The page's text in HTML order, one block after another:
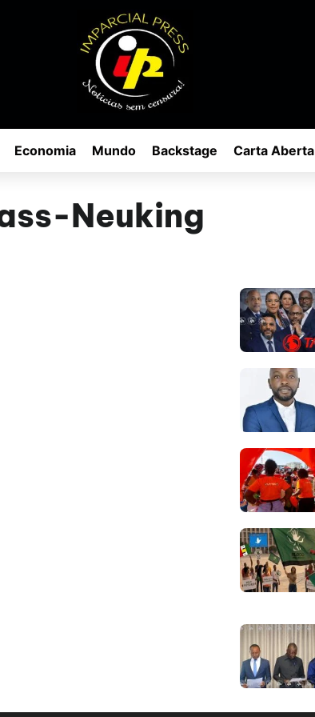
Economia Mundo Backstage Carta Aberta
Neuking